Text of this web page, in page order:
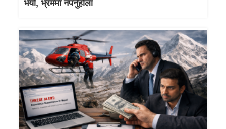
भयो, भ्रममा नपर्नुहोला